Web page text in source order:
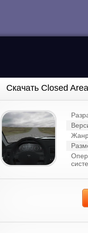
Скачать Closed